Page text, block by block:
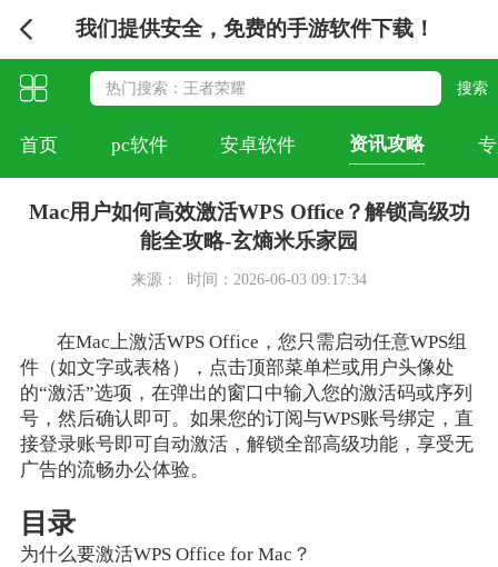
我们提供安全，免费的手游软件下载！
首页 pc软件 安卓软件 资讯攻略
Mac用户如何高效激活WPS Office？解锁高级功
能全攻略-玄熵米乐家园
来源： 时间：2026-06-03 09:17:34
在Mac上激活WPS Office，您只需启动任意WPS组
件（如文字或表格），点击顶部菜单栏或用户头像处
的“激活”选项，在弹出的窗口中输入您的激活码或序列
号，然后确认即可。如果您的订阅与WPS账号绑定，直
接登录账号即可自动激活，解锁全部高级功能，享受无
广告的流畅办公体验。
目录
为什么要激活WPS Office for Mac？